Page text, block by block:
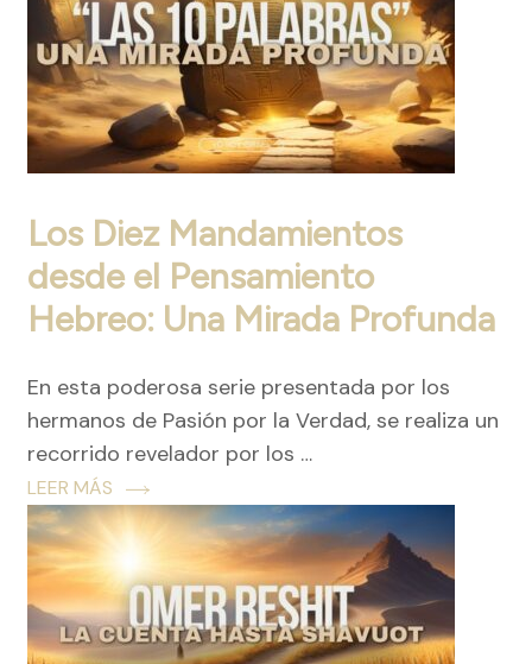
Los Diez Mandamientos
desde el Pensamiento
Hebreo: Una Mirada Profunda
En esta poderosa serie presentada por los
hermanos de Pasión por la Verdad, se realiza un
recorrido revelador por los …
LEER MÁS